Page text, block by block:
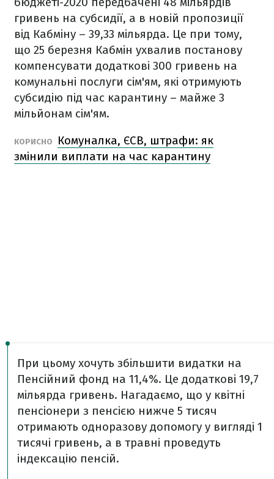
гривень на субсидії, а в новій пропозиції
від Кабміну – 39,33 мільярда. Це при тому,
що 25 березня Кабмін ухвалив постанову
компенсувати додаткові 300 гривень на
комунальні послуги сім'ям, які отримують
субсидію під час карантину – майже 3
мільйонам сім'ям.
КОРИСНО
Комуналка, ЄСВ, штрафи: як
змінили виплати на час карантину
При цьому хочуть збільшити видатки на
Пенсійний фонд на 11,4%. Це додаткові 19,7
мільярда гривень. Нагадаємо, що у квітні
пенсіонери з пенсією нижче 5 тисяч
отримають одноразову допомогу у вигляді 1
тисячі гривень, а в травні проведуть
індексацію пенсій.